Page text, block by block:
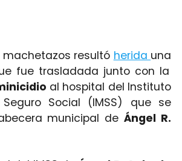
machetazos resultó herida una
fue trasladada junto con la
al hospital del Instituto
Social (IMSS) que se
municipal deÁngel R.